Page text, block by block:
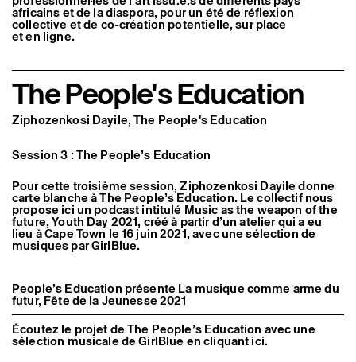
Artistes associé·es
Hors-les-murs
Ancien·nes résident·es et artistes associé·es
africains et de la diaspora, pour un été de réflexion
collective et de co-création potentielle, sur place
et en ligne.
The People's Education
Ziphozenkosi Dayile, The People's Education
Session 3 : The People’s Education
Pour cette troisième session, Ziphozenkosi Dayile donne
carte blanche à The People’s Education. Le collectif nous
propose ici un podcast intitulé Music as the weapon of the
future, Youth Day 2021, créé à partir d’un atelier qui a eu
lieu à Cape Town le 16 juin 2021, avec une sélection de
musiques par GirlBlue.
People’s Education présente La musique comme arme du
futur, Fête de la Jeunesse 2021
Écoutez le projet de The People’s Education avec une
sélection musicale de GirlBlue en cliquant ici.